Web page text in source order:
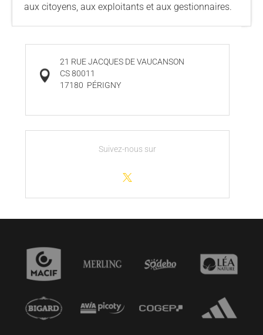
aux citoyens, aux exploitants et aux gestionnaires.
21 RUE JACQUES DE VAUCANSON
CS 80011
17180 PÉRIGNY
Suivez-nous sur